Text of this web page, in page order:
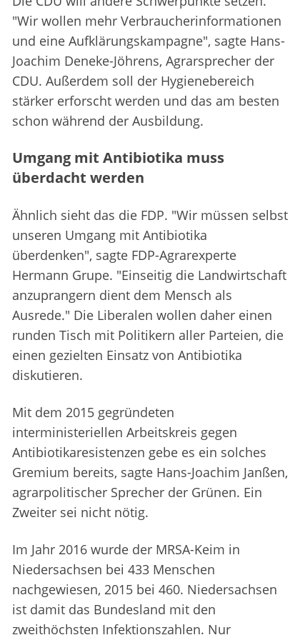
"Wir wollen mehr Verbraucherinformationen
und eine Aufklärungskampagne", sagte Hans-
Joachim Deneke-Jöhrens, Agrarsprecher der
CDU. Außerdem soll der Hygienebereich
stärker erforscht werden und das am besten
schon während der Ausbildung.
Umgang mit Antibiotika muss
überdacht werden
Ähnlich sieht das die FDP. "Wir müssen selbst
unseren Umgang mit Antibiotika
überdenken", sagte FDP-Agrarexperte
Hermann Grupe. "Einseitig die Landwirtschaft
anzuprangern dient dem Mensch als
Ausrede." Die Liberalen wollen daher einen
runden Tisch mit Politikern aller Parteien, die
einen gezielten Einsatz von Antibiotika
diskutieren.
Mit dem 2015 gegründeten
interministeriellen Arbeitskreis gegen
Antibiotikaresistenzen gebe es ein solches
Gremium bereits, sagte Hans-Joachim Janßen,
agrarpolitischer Sprecher der Grünen. Ein
Zweiter sei nicht nötig.
Im Jahr 2016 wurde der MRSA-Keim in
Niedersachsen bei 433 Menschen
nachgewiesen, 2015 bei 460. Niedersachsen
ist damit das Bundesland mit den
zweithöchsten Infektionszahlen. Nur